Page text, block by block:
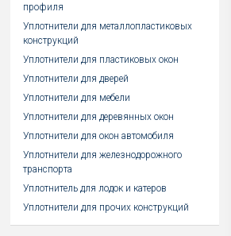
профиля
Уплотнители для металлопластиковых
конструкций
Уплотнители для пластиковых окон
Уплотнители для дверей
Уплотнители для мебели
Уплотнители для деревянных окон
Уплотнители для окон автомобиля
Уплотнители для железнодорожного
транспорта
Уплотнитель для лодок и катеров
Уплотнители для прочих конструкций